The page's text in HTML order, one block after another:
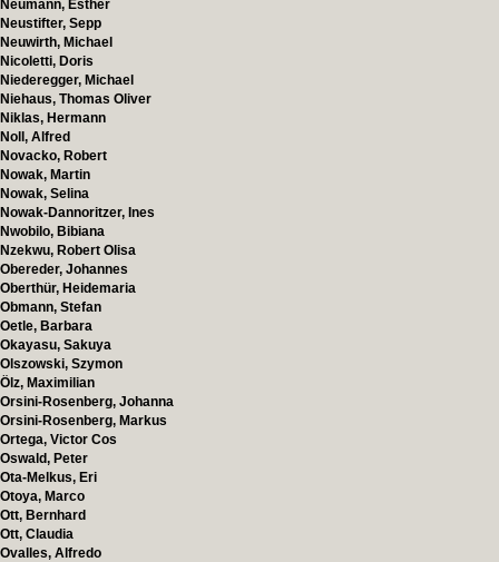
Neumann, Esther
Neustifter, Sepp
Neuwirth, Michael
Nicoletti, Doris
Niederegger, Michael
Niehaus, Thomas Oliver
Niklas, Hermann
Noll, Alfred
Novacko, Robert
Nowak, Martin
Nowak, Selina
Nowak-Dannoritzer, Ines
Nwobilo, Bibiana
Nzekwu, Robert Olisa
Obereder, Johannes
Oberthür, Heidemaria
Obmann, Stefan
Oetle, Barbara
Okayasu, Sakuya
Olszowski, Szymon
Ölz, Maximilian
Orsini-Rosenberg, Johanna
Orsini-Rosenberg, Markus
Ortega, Victor Cos
Oswald, Peter
Ota-Melkus, Eri
Otoya, Marco
Ott, Bernhard
Ott, Claudia
Ovalles, Alfredo